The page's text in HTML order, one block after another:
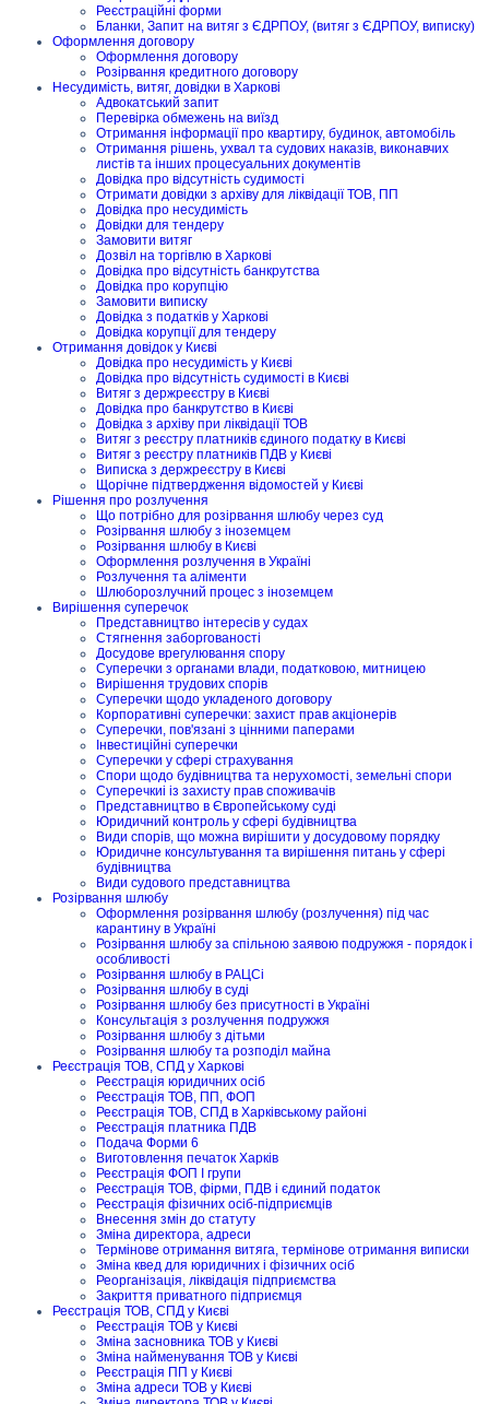
Реєстраційні форми
Бланки, Запит на витяг з ЄДРПОУ, (витяг з ЄДРПОУ, виписку)
Оформлення договору
Оформлення договору
Розірвання кредитного договору
Несудимість, витяг, довідки в Харкові
Адвокатський запит
Перевірка обмежень на виїзд
Отримання інформації про квартиру, будинок, автомобіль
Отримання рішень, ухвал та судових наказів, виконавчих
листів та інших процесуальних документів
Довідка про відсутність судимості
Отримати довідки з архіву для ліквідації ТОВ, ПП
Довідка про несудимість
Довідки для тендеру
Замовити витяг
Дозвіл на торгівлю в Харкові
Довідка про відсутність банкрутства
Довідка про корупцію
Замовити виписку
Довідка з податків у Харкові
Довідка корупції для тендеру
Отримання довідок у Києві
Довідка про несудимість у Києві
Довідка про відсутність судимості в Києві
Витяг з держреєстру в Києві
Довідка про банкрутство в Києві
Довідка з архіву при ліквідації ТОВ
Витяг з реєстру платників єдиного податку в Києві
Витяг з реєстру платників ПДВ у Києві
Виписка з держреєстру в Києві
Щорічне підтвердження відомостей у Києві
Рішення про розлучення
Що потрібно для розірвання шлюбу через суд
Розірвання шлюбу з іноземцем
Розірвання шлюбу в Києві
Оформлення розлучення в Україні
Розлучення та аліменти
Шлюборозлучний процес з іноземцем
Вирішення суперечок
Представництво інтересів у судах
Стягнення заборгованості
Досудове врегулювання спору
Суперечки з органами влади, податковою, митницею
Вирішення трудових спорів
Суперечки щодо укладеного договору
Корпоративні суперечки: захист прав акціонерів
Суперечки, пов'язані з цінними паперами
Інвестиційні суперечки
Суперечки у сфері страхування
Спори щодо будівництва та нерухомості, земельні спори
Суперечкиі із захисту прав споживачів
Представництво в Європейському суді
Юридичний контроль у сфері будівництва
Види спорів, що можна вирішити у досудовому порядку
Юридичне консультування та вирішення питань у сфері
будівництва
Види судового представництва
Розірвання шлюбу
Оформлення розірвання шлюбу (розлучення) під час
карантину в Україні
Розірвання шлюбу за спільною заявою подружжя - порядок і
особливості
Розірвання шлюбу в РАЦСі
Розірвання шлюбу в суді
Розірвання шлюбу без присутності в Україні
Консультація з розлучення подружжя
Розірвання шлюбу з дітьми
Розірвання шлюбу та розподіл майна
Реєстрація ТОВ, СПД у Харкові
Реєстрація юридичних осіб
Реєстрація ТОВ, ПП, ФОП
Реєстрація ТОВ, СПД в Харківському районі
Реєстрація платника ПДВ
Подача Форми 6
Виготовлення печаток Харків
Реєстрація ФОП I групи
Реєстрація ТОВ, фірми, ПДВ і єдиний податок
Реєстрація фізичних осіб-підприємців
Внесення змін до статуту
Зміна директора, адреси
Термінове отримання витяга, термінове отримання виписки
Зміна квед для юридичних і фізичних осіб
Реорганізація, ліквідація підприємства
Закриття приватного підприємця
Реєстрація ТОВ, СПД у Києві
Реєстрація ТОВ у Києві
Зміна засновника ТОВ у Києві
Зміна найменування ТОВ у Києві
Реєстрація ПП у Києві
Зміна адреси ТОВ у Києві